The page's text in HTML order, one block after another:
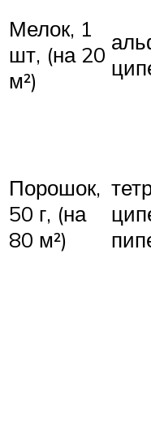
Мелок, 1
шт, (на 20
м²)
Порошок,
50 г, (на
80 м²)